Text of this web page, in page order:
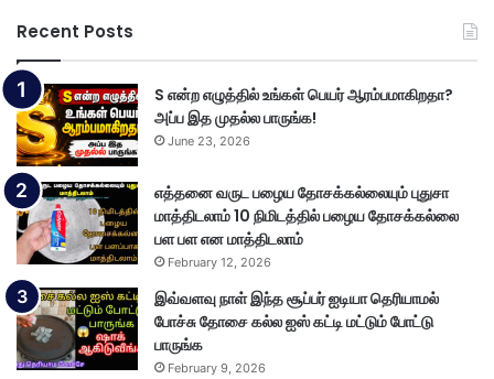
Recent Posts
S என்ற எழுத்தில் உங்கள் பெயர் ஆரம்பமாகிறதா?
அப்ப இத முதல்ல பாருங்க!
June 23, 2026
எத்தனை வருட பழைய தோசக்கல்லையும் புதுசா
மாத்திடலாம் 10 நிமிடத்தில் பழைய தோசக்கல்லை
பள பள என மாத்திடலாம்
February 12, 2026
இவ்வளவு நாள் இந்த சூப்பர் ஐடியா தெரியாமல்
போச்சு தோசை கல்ல ஐஸ் கட்டி மட்டும் போட்டு
பாருங்க
February 9, 2026